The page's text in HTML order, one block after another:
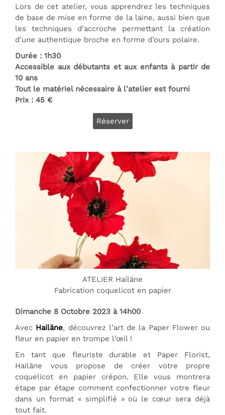
Lors de cet atelier, vous apprendrez les techniques
de base de mise en forme de la laine, aussi bien que
les techniques d’accroche permettant la création
d’une authentique broche en forme d’ours polaire.
Durée : 1h30
Accessible aux débutants et aux enfants à partir de
10 ans
Tout le matériel nécessaire à l’atelier est fourni
Prix : 45 €
Réserver
ATELIER Hailäne
Fabrication coquelicot en papier
Dimanche 8 Octobre 2023 à 14h00
Avec Hailäne, découvrez l’art de la Paper Flower ou
fleur en papier en trompe l’œil !
En tant que fleuriste durable et Paper Florist,
Hailäne vous propose de créer votre propre
coquelicot en papier crépon. Elle vous montrera
étape par étape comment confectionner votre fleur
dans un format « simplifié » où le cœur sera déjà
tout fait.